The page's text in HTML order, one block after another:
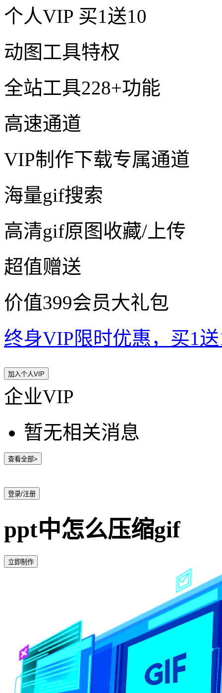
个人VIP 买1送10
动图工具特权
全站工具228+功能
高速通道
VIP制作下载专属通道
海量gif搜索
高清gif原图收藏/上传
超值赠送
价值399会员大礼包
终身VIP限时优惠，买1
加入个人VIP
企业VIP
暂无相关消息
查看全部>
登录/注册
ppt中怎么压缩gif
立即制作